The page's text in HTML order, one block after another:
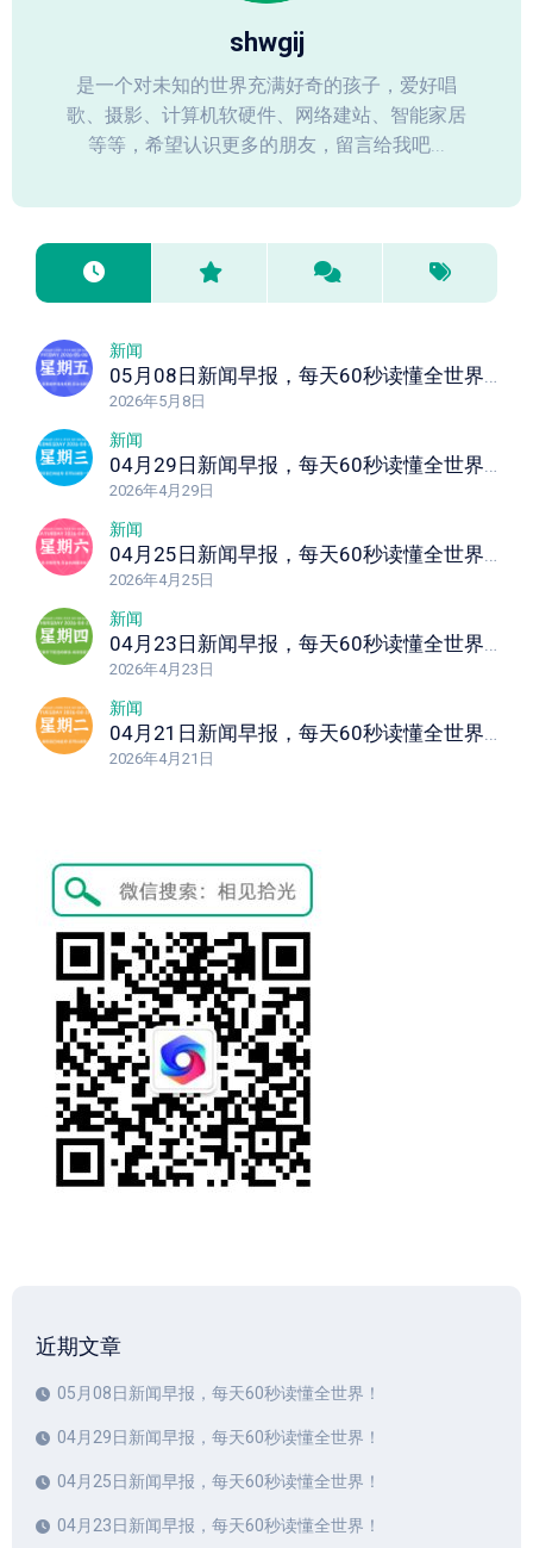
shwgij
是一个对未知的世界充满好奇的孩子，爱好唱
歌、摄影、计算机软硬件、网络建站、智能家居
等等，希望认识更多的朋友，留言给我吧...
新闻
05月08日新闻早报，每天60秒读懂全世界！
2026年5月8日
新闻
04月29日新闻早报，每天60秒读懂全世界！
2026年4月29日
新闻
04月25日新闻早报，每天60秒读懂全世界！
2026年4月25日
新闻
04月23日新闻早报，每天60秒读懂全世界！
2026年4月23日
新闻
04月21日新闻早报，每天60秒读懂全世界！
2026年4月21日
近期文章
05月08日新闻早报，每天60秒读懂全世界！
04月29日新闻早报，每天60秒读懂全世界！
04月25日新闻早报，每天60秒读懂全世界！
04月23日新闻早报，每天60秒读懂全世界！